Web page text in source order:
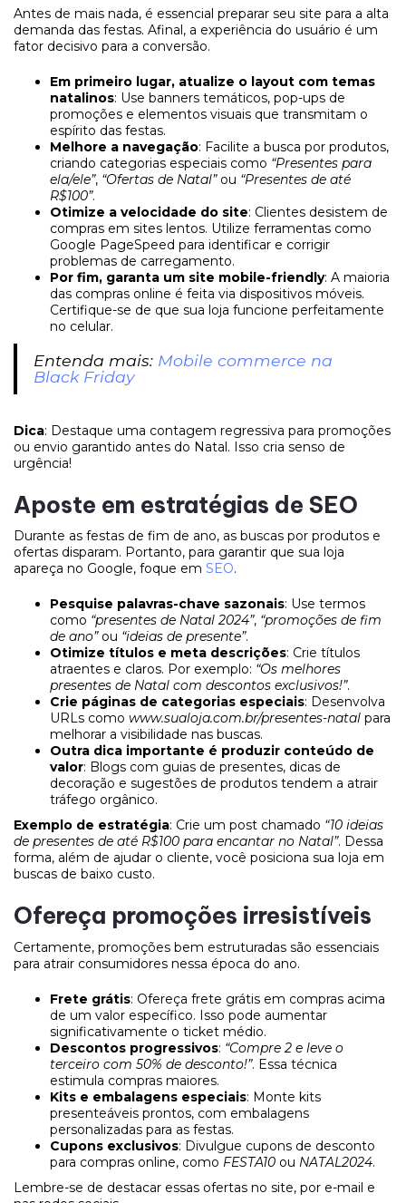
Antes de mais nada, é essencial preparar seu site para a alta
demanda das festas. Afinal, a experiência do usuário é um
fator decisivo para a conversão.
Em primeiro lugar, atualize o layout com temas
natalinos: Use banners temáticos, pop-ups de
promoções e elementos visuais que transmitam o
espírito das festas.
Melhore a navegação: Facilite a busca por produtos,
criando categorias especiais como “Presentes para
ela/ele”, “Ofertas de Natal”ou “Presentes de até
R$100”.
Otimize a velocidade do site: Clientes desistem de
compras em sites lentos. Utilize ferramentas como
Google PageSpeed para identificar e corrigir
problemas de carregamento.
Por fim, garanta um site mobile-friendly: A maioria
das compras online é feita via dispositivos móveis.
Certifique-se de que sua loja funcione perfeitamente
no celular.
Entenda mais: Mobile commerce na
Black Friday
Dica: Destaque uma contagem regressiva para promoções
ou envio garantido antes do Natal. Isso cria senso de
urgência!
Aposte em estratégias de SEO
Durante as festas de fim de ano, as buscas por produtos e
ofertas disparam. Portanto, para garantir que sua loja
apareça no Google, foque em SEO.
Pesquise palavras-chave sazonais: Use termos
como “presentes de Natal 2024”, “promoções de fim
de ano”ou “ideias de presente”.
Otimize títulos e meta descrições: Crie títulos
atraentes e claros. Por exemplo: “Os melhores
presentes de Natal com descontos exclusivos!”.
Crie páginas de categorias especiais: Desenvolva
URLs como www.sualoja.com.br/presentes-natal para
melhorar a visibilidade nas buscas.
Outra dica importante é produzir conteúdo de
valor: Blogs com guias de presentes, dicas de
decoração e sugestões de produtos tendem a atrair
tráfego orgânico.
Exemplo de estratégia: Crie um post chamado “10 ideias
de presentes de até R$100 para encantar no Natal”. Dessa
forma, além de ajudar o cliente, você posiciona sua loja em
buscas de baixo custo.
Ofereça promoções irresistíveis
Certamente, promoções bem estruturadas são essenciais
para atrair consumidores nessa época do ano.
Frete grátis: Ofereça frete grátis em compras acima
de um valor específico. Isso pode aumentar
significativamente o ticket médio.
Descontos progressivos: “Compre 2 e leve o
terceiro com 50% de desconto!”. Essa técnica
estimula compras maiores.
Kits e embalagens especiais: Monte kits
presenteáveis prontos, com embalagens
personalizadas para as festas.
Cupons exclusivos: Divulgue cupons de desconto
para compras online, como FESTA10 ou NATAL2024.
Lembre-se de destacar essas ofertas no site, por e-mail e